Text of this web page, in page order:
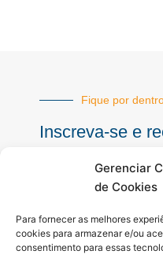
Gerenciar
de Cookies
Para fornecer as melhores
cookies para armazenar e/ou
consentimento para essas
Fique por
Inscreva-se e
mail